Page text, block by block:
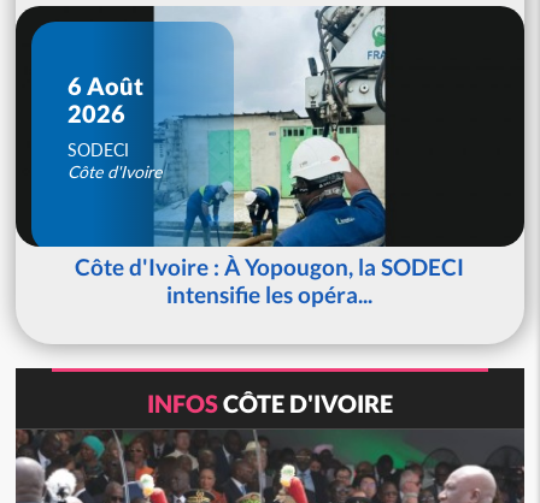
6 Août
2026
SODECI
Côte d'Ivoire
Côte d'Ivoire : À Yopougon, la SODECI
intensifie les opéra...
INFOSCÔTE D'IVOIRE